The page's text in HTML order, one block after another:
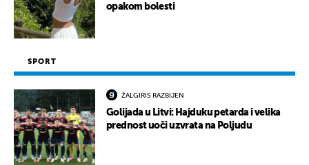
opakom bolesti
SPORT
ŽALGIRIS RAZBIJEN
Golijada u Litvi: Hajduku petarda i velika
prednost uoči uzvrata na Poljudu